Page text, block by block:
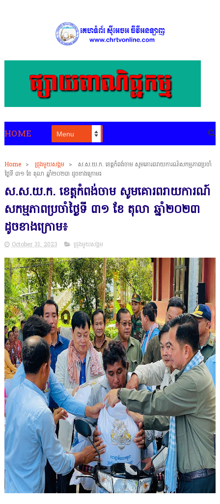
HOME
Home > ជ្រុងមួយសង្គម >
ស.ស.យ.ក. ខេត្តកំពង់ចាម សូមគោរពរាយការណ៍សកម្មភាពប្រចាំ
ថ្ងៃទី ៣១ ខែ តុលា ឆ្នាំ២០២៣ ដូចខាងក្រោម៖
ស.ស.យ.ក. ខេត្តកំពង់ចាម សូមគោរពរាយការណ៍
សកម្មភាពប្រចាំថ្ងៃទី ៣១ ខែ តុលា ឆ្នាំ២០២៣
ដូចខាងក្រោម៖
October 31, 2023 ជ្រុងមួយសង្គម